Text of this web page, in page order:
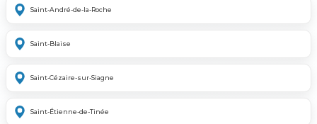
Saint-André-de-la-Roche
Saint-Blaise
Saint-Cézaire-sur-Siagne
Saint-Étienne-de-Tinée